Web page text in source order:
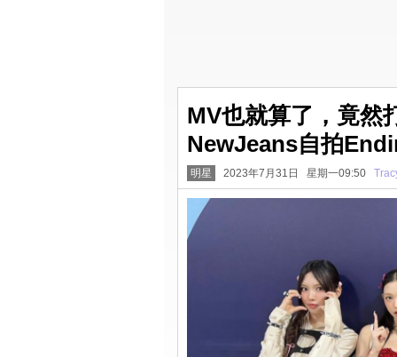
MV也就算了，竟然
NewJeans自拍
明星 2023年7月31日 星期一09:50